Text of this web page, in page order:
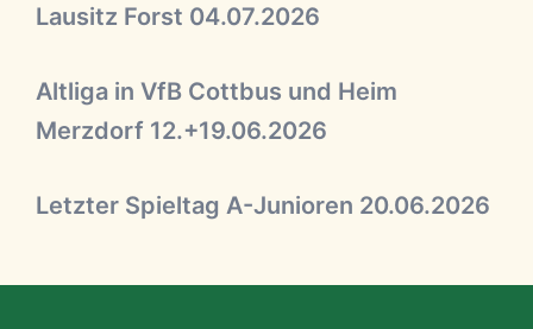
Lausitz Forst 04.07.2026
Altliga in VfB Cottbus und Heim
Merzdorf 12.+19.06.2026
Letzter Spieltag A-Junioren 20.06.2026